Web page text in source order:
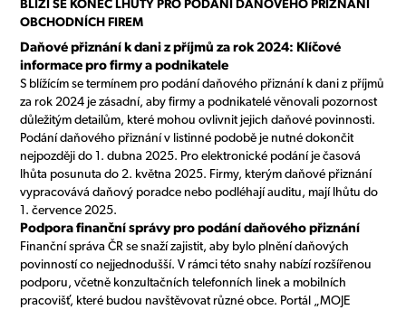
BLÍŽÍ SE KONEC LHŮTY PRO PODÁNÍ DAŇOVÉHO PŘIZNÁNÍ
OBCHODNÍCH FIREM
Daňové přiznání k dani z příjmů za rok 2024: Klíčové
informace pro firmy a podnikatele
S blížícím se termínem pro podání daňového přiznání k dani z příjmů
za rok 2024 je zásadní, aby firmy a podnikatelé věnovali pozornost
důležitým detailům, které mohou ovlivnit jejich daňové povinnosti.
Podání daňového přiznání v listinné podobě je nutné dokončit
nejpozději do 1. dubna 2025. Pro elektronické podání je časová
lhůta posunuta do 2. května 2025. Firmy, kterým daňové přiznání
vypracovává daňový poradce nebo podléhají auditu, mají lhůtu do
1. července 2025.
Podpora finanční správy pro podání daňového přiznání
Finanční správa ČR se snaží zajistit, aby bylo plnění daňových
povinností co nejjednodušší. V rámci této snahy nabízí rozšířenou
podporu, včetně konzultačních telefonních linek a mobilních
pracovišť, které budou navštěvovat různé obce. Portál „MOJE